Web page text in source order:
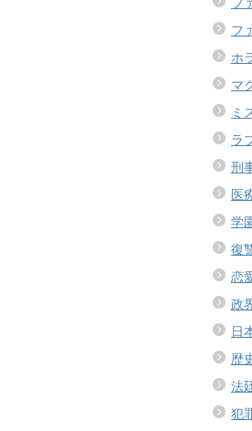
フ
ホ
マ
ミ
ラ
刑
医
学
復
恋
政
日
歴
法
犯